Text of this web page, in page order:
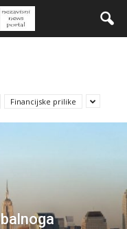
Financijske prilike